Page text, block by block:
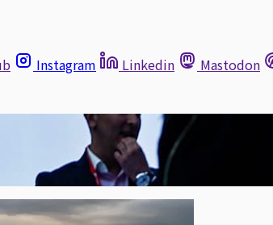
Instagram Linkedin Mastodon